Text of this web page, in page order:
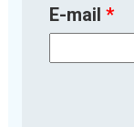
E-mail